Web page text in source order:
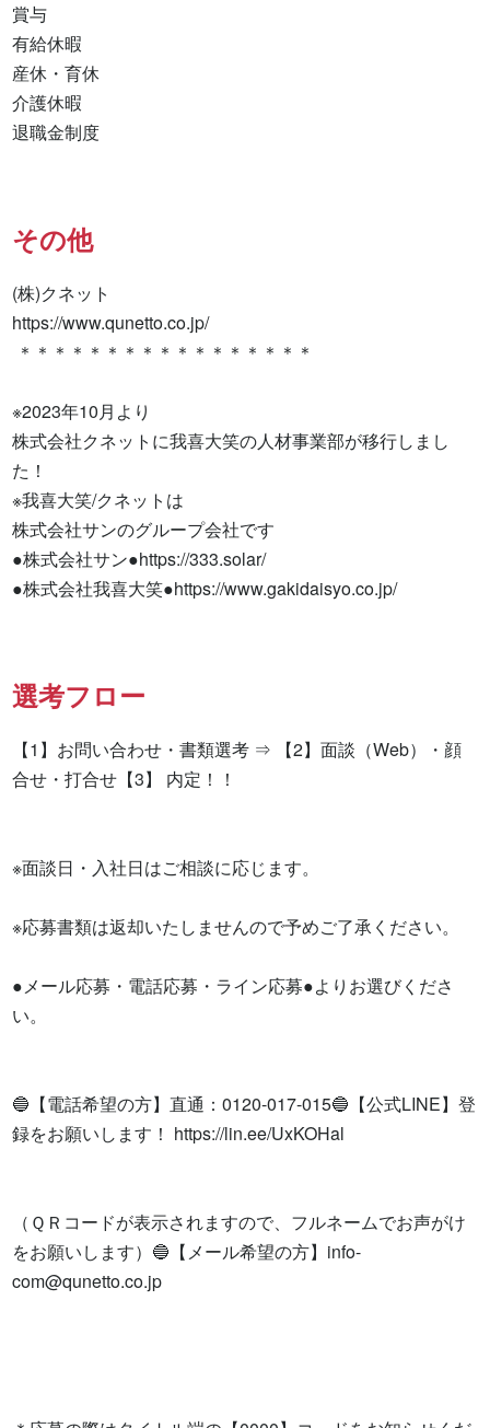
賞与
有給休暇
産休・育休
介護休暇
退職金制度
その他
(株)クネット
https://www.qunetto.co.jp/
＊＊＊＊＊＊＊＊＊＊＊＊＊＊＊＊＊
※2023年10月より
株式会社クネットに我喜大笑の人材事業部が移行しまし
た！
※我喜大笑/クネットは
株式会社サンのグループ会社です
●株式会社サン●https://333.solar/
●株式会社我喜大笑●https://www.gakidaisyo.co.jp/
選考フロー
【1】お問い合わせ・書類選考 ⇒ 【2】面談（Web）・顔
合せ・打合せ【3】 内定！！
※面談日・入社日はご相談に応じます。
※応募書類は返却いたしませんので予めご了承ください。
●メール応募・電話応募・ライン応募●よりお選びくださ
い。
🔵【電話希望の方】直通：0120-017-015🔵【公式LINE】登
録をお願いします！ https://lin.ee/UxKOHal
（ＱＲコードが表示されますので、フルネームでお声がけ
をお願いします）🔵【メール希望の方】 info-
com@qunetto.co.jp